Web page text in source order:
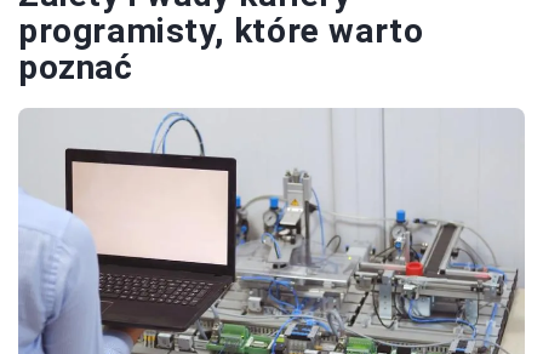
programisty, które warto
poznać